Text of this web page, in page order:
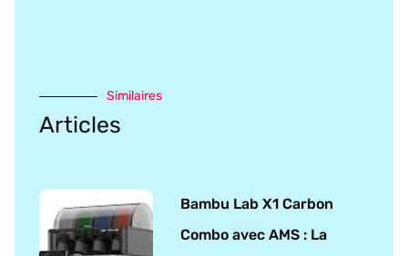
Similaires
Articles
Bambu Lab X1 Carbon
Combo avec AMS : La